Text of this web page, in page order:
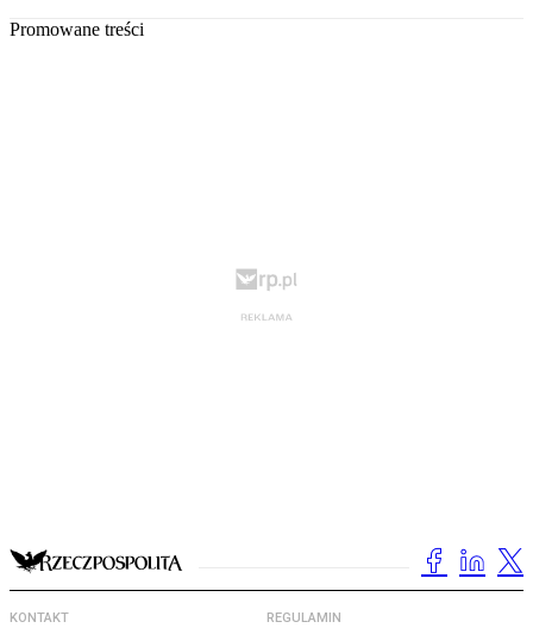
Promowane treści
KONTAKT REGULAMIN